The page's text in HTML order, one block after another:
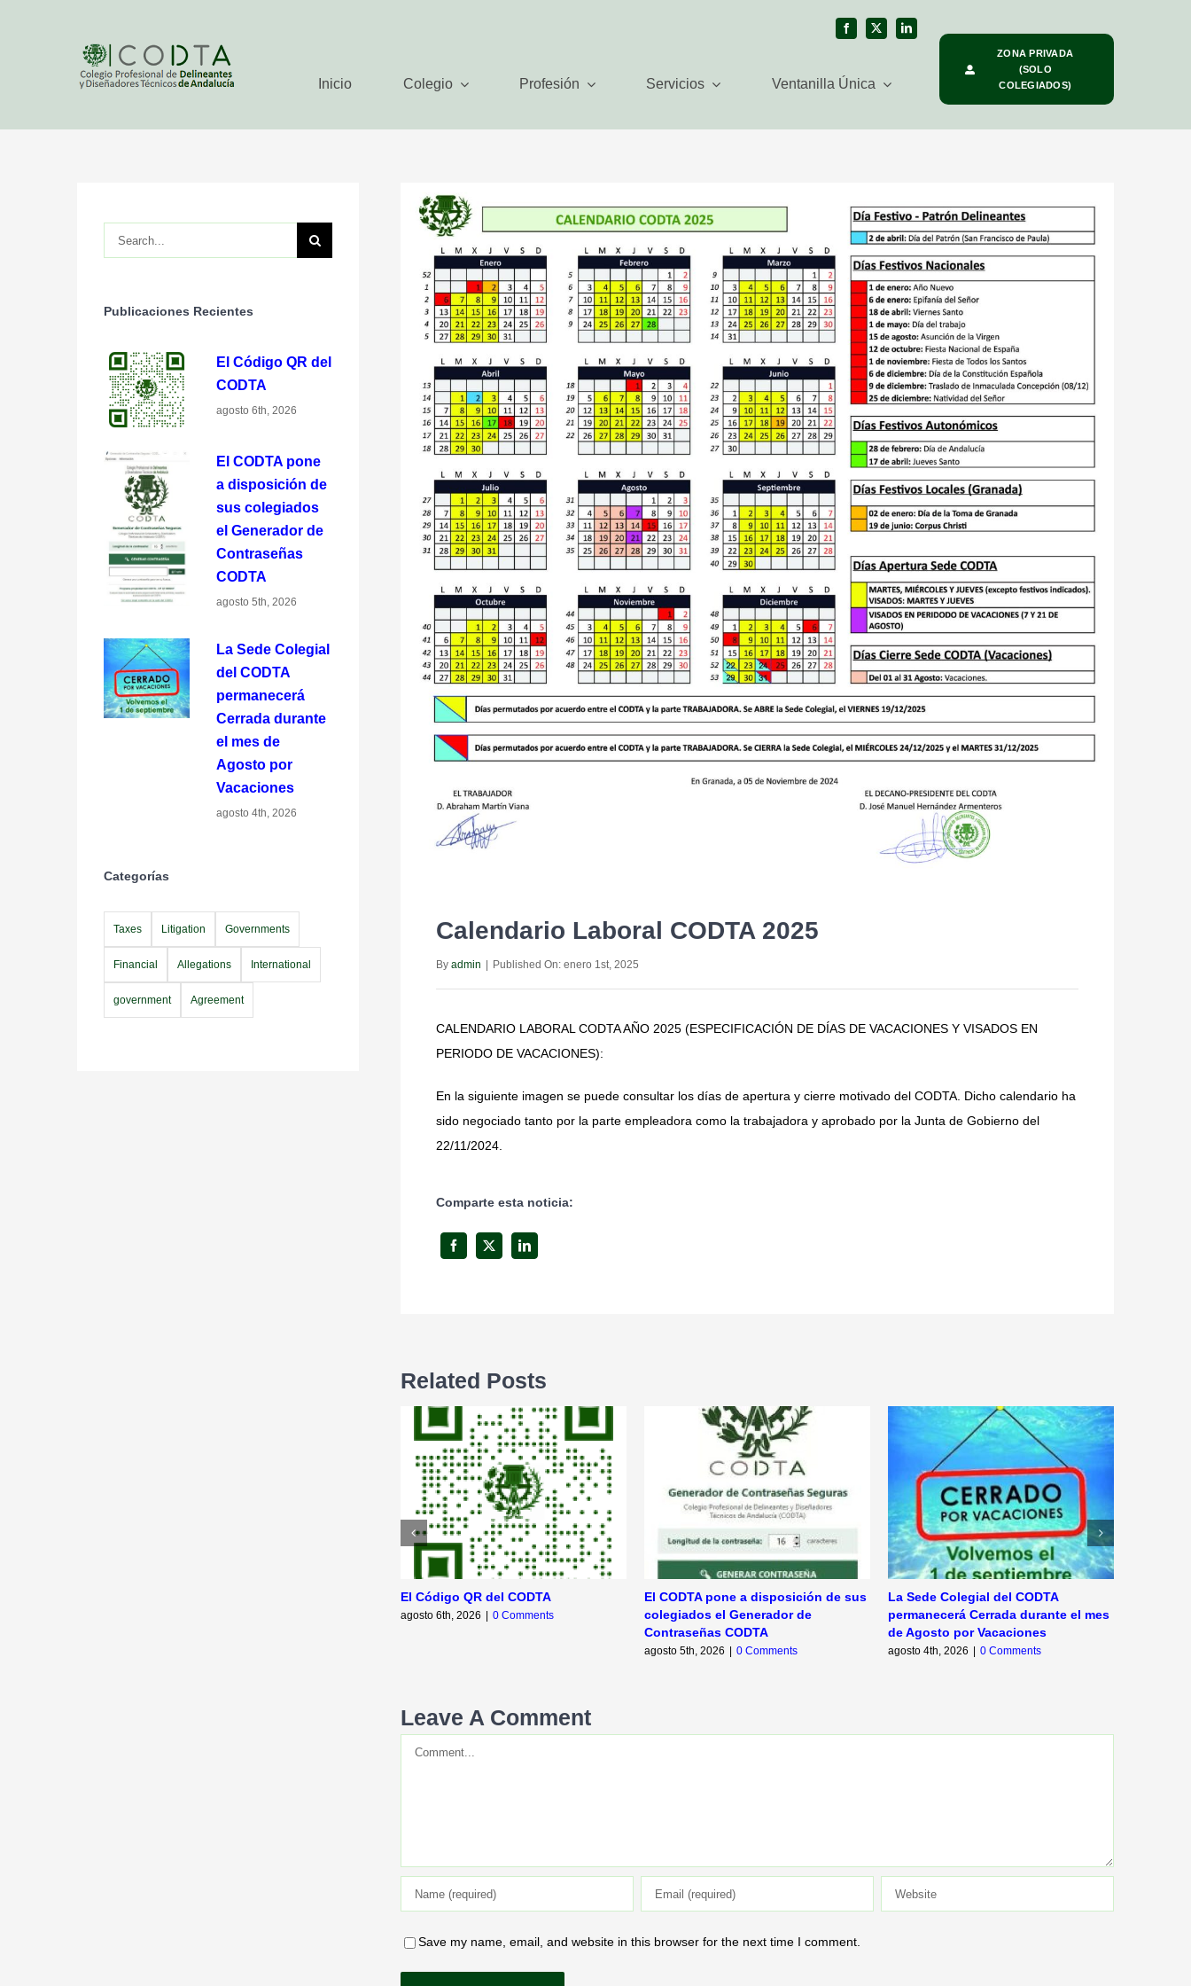
Inicio Colegio Profesión Servicios Ventanilla Única
ZONA PRIVADA
(SOLO
COLEGIADOS)
Search
for:
Publicaciones Recientes
El Código QR del
CODTA
agosto 6th, 2026
El CODTA pone
a disposición de
sus colegiados
el Generador de
Contraseñas
CODTA
agosto 5th, 2026
La Sede Colegial
del CODTA
permanecerá
Cerrada durante
el mes de
Agosto por
Vacaciones
agosto 4th, 2026
Categorías
Taxes Litigation Governments
Financial Allegations International
government Agreement
Calendario Laboral CODTA 2025
By admin | Published On: enero 1st, 2025
CALENDARIO LABORAL CODTA AÑO 2025 (ESPECIFICACIÓN DE DÍAS DE VACACIONES Y VISADOS EN
PERIODO DE VACACIONES):
En la siguiente imagen se puede consultar los días de apertura y cierre motivado del CODTA. Dicho calendario ha
sido negociado tanto por la parte empleadora como la trabajadora y aprobado por la Junta de Gobierno del
22/11/2024.
Comparte esta noticia:
Related Posts
El Código QR del CODTA
agosto 6th, 2026 | 0 Comments
El CODTA pone a disposición de sus
colegiados el Generador de
Contraseñas CODTA
agosto 5th, 2026 | 0 Comments
La Sede Colegial del CODTA
permanecerá Cerrada durante el mes
de Agosto por Vacaciones
agosto 4th, 2026 | 0 Comments
Leave A Comment
Comment
Save my name, email, and website in this browser for the next time I comment.